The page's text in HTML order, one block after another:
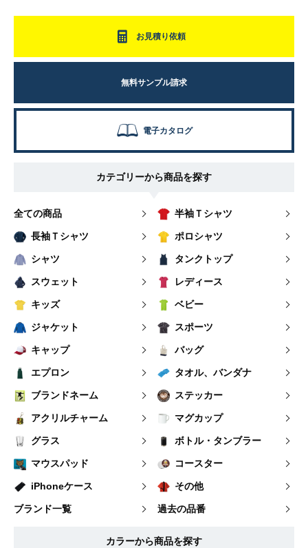
お見積り依頼
無料サンプル請求
電子カタログ
カテゴリーから商品を探す
全ての商品 半袖Ｔシャツ
長袖Ｔシャツ ポロシャツ
シャツ タンクトップ
スウェット レディース
キッズ ベビー
ジャケット スポーツ
キャップ バッグ
エプロン タオル、バンダナ
ブランドネーム ステッカー
アクリルチャーム マグカップ
グラス ボトル・タンブラー
マウスパッド コースター
iPhoneケース その他
ブランド一覧 過去の品番
カラーから商品を探す